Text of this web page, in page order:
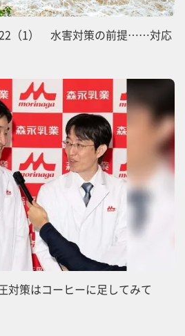
（1） 水害対策の前提……対応
対策はコーヒーに足してみて